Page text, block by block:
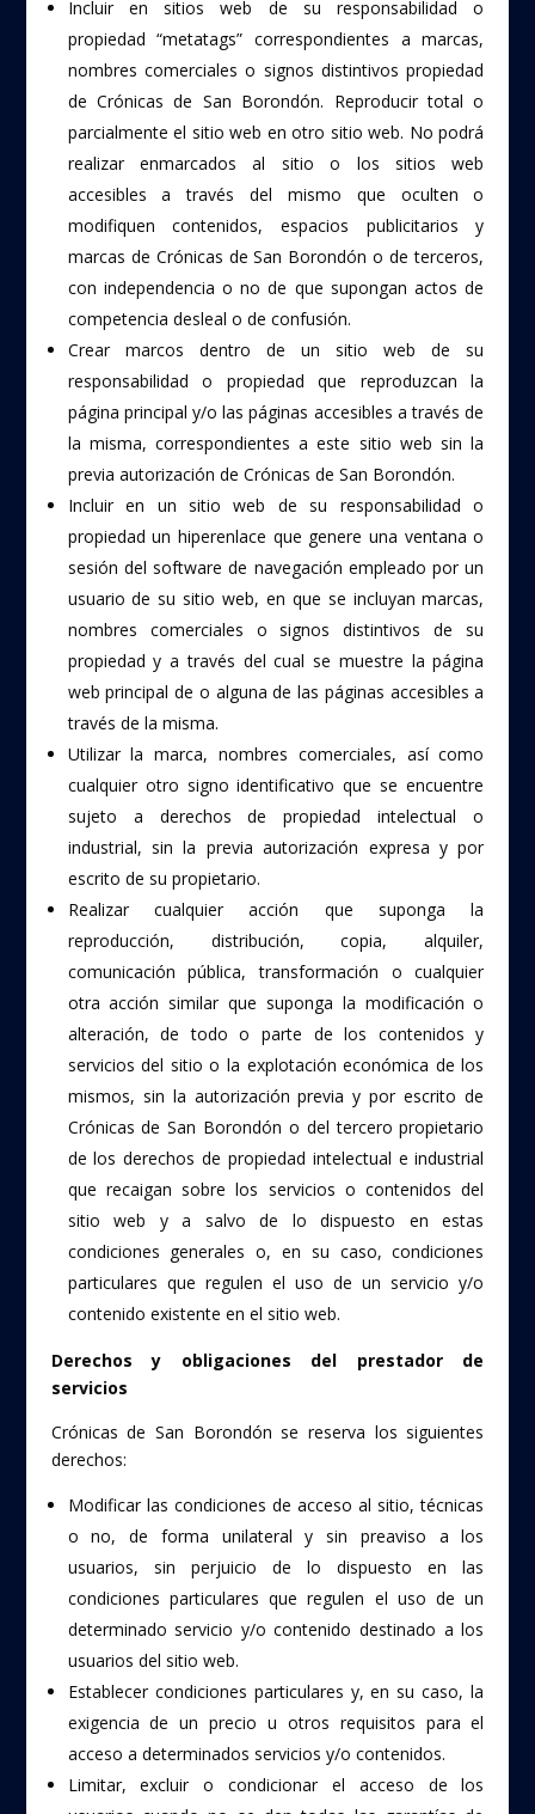
Incluir en sitios web de su responsabilidad o
propiedad “metatags” correspondientes a marcas,
nombres comerciales o signos distintivos propiedad
de Crónicas de San Borondón. Reproducir total o
parcialmente el sitio web en otro sitio web. No podrá
realizar enmarcados al sitio o los sitios web
accesibles a través del mismo que oculten o
modifiquen contenidos, espacios publicitarios y
marcas de Crónicas de San Borondón o de terceros,
con independencia o no de que supongan actos de
competencia desleal o de confusión.
Crear marcos dentro de un sitio web de su
responsabilidad o propiedad que reproduzcan la
página principal y/o las páginas accesibles a través de
la misma, correspondientes a este sitio web sin la
previa autorización de Crónicas de San Borondón.
Incluir en un sitio web de su responsabilidad o
propiedad un hiperenlace que genere una ventana o
sesión del software de navegación empleado por un
usuario de su sitio web, en que se incluyan marcas,
nombres comerciales o signos distintivos de su
propiedad y a través del cual se muestre la página
web principal de o alguna de las páginas accesibles a
través de la misma.
Utilizar la marca, nombres comerciales, así como
cualquier otro signo identificativo que se encuentre
sujeto a derechos de propiedad intelectual o
industrial, sin la previa autorización expresa y por
escrito de su propietario.
Realizar cualquier acción que suponga la
reproducción, distribución, copia, alquiler,
comunicación pública, transformación o cualquier
otra acción similar que suponga la modificación o
alteración, de todo o parte de los contenidos y
servicios del sitio o la explotación económica de los
mismos, sin la autorización previa y por escrito de
Crónicas de San Borondón o del tercero propietario
de los derechos de propiedad intelectual e industrial
que recaigan sobre los servicios o contenidos del
sitio web y a salvo de lo dispuesto en estas
condiciones generales o, en su caso, condiciones
particulares que regulen el uso de un servicio y/o
contenido existente en el sitio web.
Derechos y obligaciones del prestador de
servicios
Crónicas de San Borondón se reserva los siguientes
derechos:
Modificar las condiciones de acceso al sitio, técnicas
o no, de forma unilateral y sin preaviso a los
usuarios, sin perjuicio de lo dispuesto en las
condiciones particulares que regulen el uso de un
determinado servicio y/o contenido destinado a los
usuarios del sitio web.
Establecer condiciones particulares y, en su caso, la
exigencia de un precio u otros requisitos para el
acceso a determinados servicios y/o contenidos.
Limitar, excluir o condicionar el acceso de los